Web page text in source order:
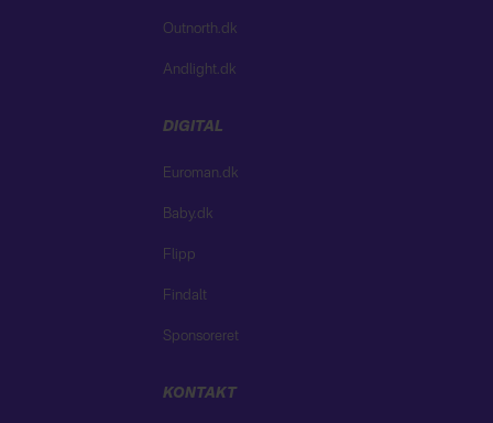
Outnorth.dk
Andlight.dk
DIGITAL
Euroman.dk
Baby.dk
Flipp
Findalt
Sponsoreret
KONTAKT